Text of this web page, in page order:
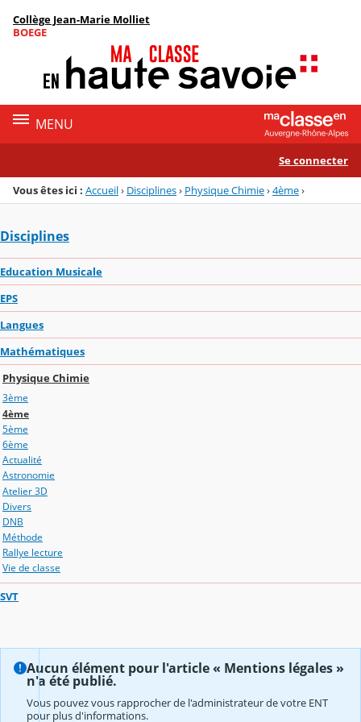
Menu de la rubrique
Contenu
Collège Jean-Marie Molliet
BOEGE
MENU
Se connecter
Vous êtes ici : Accueil› Disciplines› Physique Chimie›4ème›
Disciplines
Education Musicale
EPS
Langues
Mathématiques
Physique Chimie
3ème
4ème
5ème
6ème
Actualité
Astronomie
Atelier 3D
Divers
DNB
Méthode
Rallye lecture
Vie de classe
SVT
Aucun élément pour l'article « Mentions légales »
n'a été publié.
Vous pouvez vous rapprocher de l'administrateur de votre ENT
pour plus d'informations.